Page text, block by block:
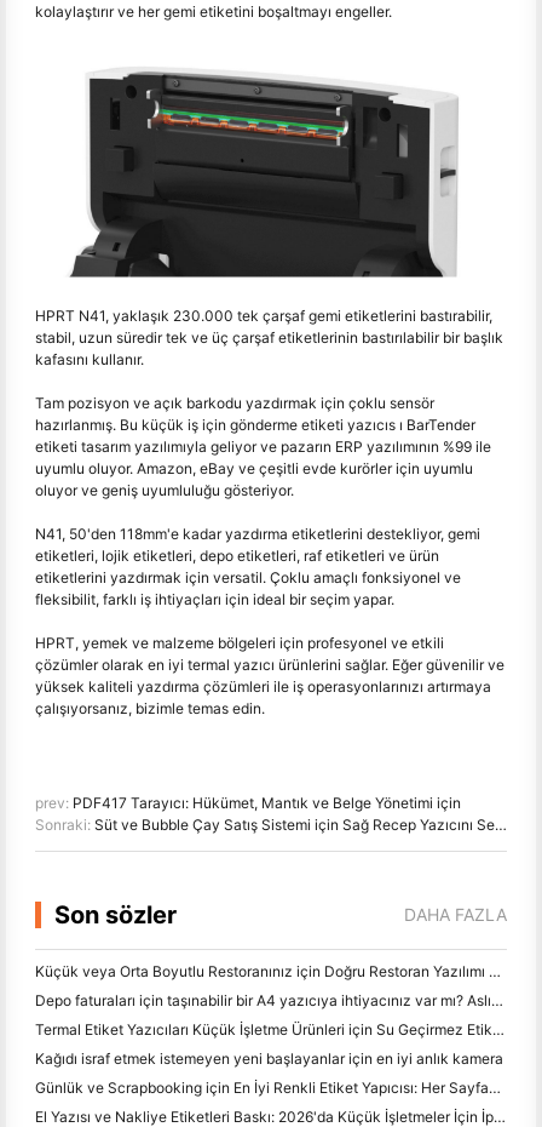
kolaylaştırır ve her gemi etiketini boşaltmayı engeller.
HPRT N41, yaklaşık 230.000 tek çarşaf gemi etiketlerini bastırabilir,
stabil, uzun süredir tek ve üç çarşaf etiketlerinin bastırılabilir bir başlık
kafasını kullanır.
Tam pozisyon ve açık barkodu yazdırmak için çoklu sensör
hazırlanmış. Bu küçük iş için gönderme etiketi yazıcıs ı BarTender
etiketi tasarım yazılımıyla geliyor ve pazarın ERP yazılımının %99 ile
uyumlu oluyor. Amazon, eBay ve çeşitli evde kurörler için uyumlu
oluyor ve geniş uyumluluğu gösteriyor.
N41, 50'den 118mm'e kadar yazdırma etiketlerini destekliyor, gemi
etiketleri, lojik etiketleri, depo etiketleri, raf etiketleri ve ürün
etiketlerini yazdırmak için versatil. Çoklu amaçlı fonksiyonel ve
fleksibilit, farklı iş ihtiyaçları için ideal bir seçim yapar.
HPRT, yemek ve malzeme bölgeleri için profesyonel ve etkili
çözümler olarak en iyi termal yazıcı ürünlerini sağlar. Eğer güvenilir ve
yüksek kaliteli yazdırma çözümleri ile iş operasyonlarınızı artırmaya
çalışıyorsanız, bizimle temas edin.
prev: PDF417 Tarayıcı: Hükümet, Mantık ve Belge Yönetimi için
Sonraki: Süt ve Bubble Çay Satış Sistemi için Sağ Recep Yazıcını Seçin
Son sözler DAHA FAZLA
Küçük veya Orta Boyutlu Restoranınız için Doğru Restoran Yazılımı Nasıl Seçilir
Depo faturaları için taşınabilir bir A4 yazıcıya ihtiyacınız var mı? Aslında ne çalışır
Termal Etiket Yazıcıları Küçük İşletme Ürünleri için Su Geçirmez Etiketler Yapabilir mi?
Kağıdı israf etmek istemeyen yeni başlayanlar için en iyi anlık kamera
Günlük ve Scrapbooking için En İyi Renkli Etiket Yapıcısı: Her Sayfaya Daha Fazla Renk Ekle
El Yazısı ve Nakliye Etiketleri Baskı: 2026'da Küçük İşletmeler İçin İpuçları